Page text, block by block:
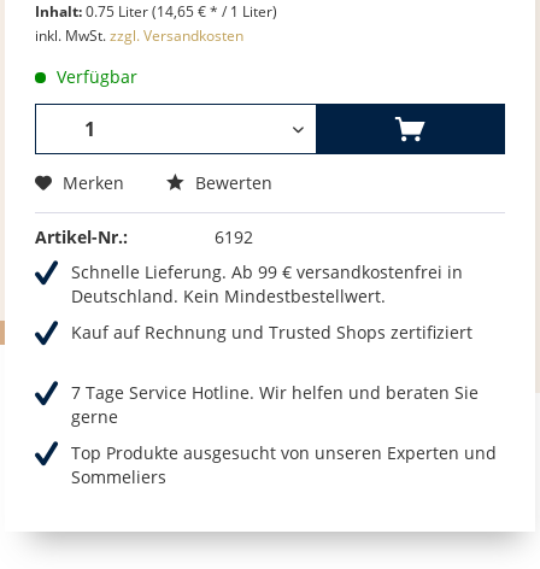
Inhalt:0.75 Liter (14,65 € * / 1 Liter)
inkl. MwSt.zzgl. Versandkosten
Verfügbar
Merken Bewerten
Artikel-Nr.:
6192
Schnelle Lieferung. Ab 99 € versandkostenfrei in
Deutschland. Kein Mindestbestellwert.
Kauf auf Rechnung und Trusted Shops zertifiziert
7 Tage Service Hotline. Wir helfen und beraten Sie
gerne
Top Produkte ausgesucht von unseren Experten und
Sommeliers